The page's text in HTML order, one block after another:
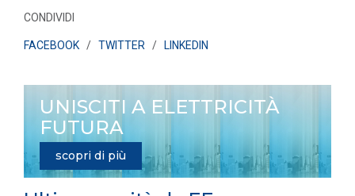
CONDIVIDI
FACEBOOK / TWITTER / LINKEDIN
UNISCITI A ELETTRICITÀ
FUTURA
scopri di più